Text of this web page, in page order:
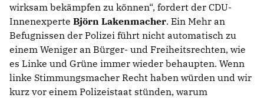
wirksam bekämpfen zu können“, fordert der CDU-
Innenexperte Björn Lakenmacher. Ein Mehr an
Befugnissen der Polizei führt nicht automatisch zu
einem Weniger an Bürger- und Freiheitsrechten, wie
es Linke und Grüne immer wieder behaupten. Wenn
linke Stimmungsmacher Recht haben würden und wir
kurz vor einem Polizeistaat stünden, warum